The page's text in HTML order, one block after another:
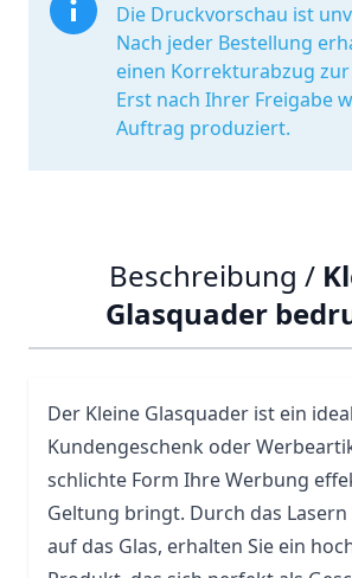
Die Druckvorschau ist
Nach jeder Bestellung
einen Korrekturabzug zur
Erst nach Ihrer Freigabe
Auftrag produziert.
Beschreibung /
Glasquader
Der Kleine Glasquader ist ein
Kundengeschenk oder
schlichte Form Ihre Werbung
Geltung bringt. Durch das
auf das Glas, erhalten Sie ein